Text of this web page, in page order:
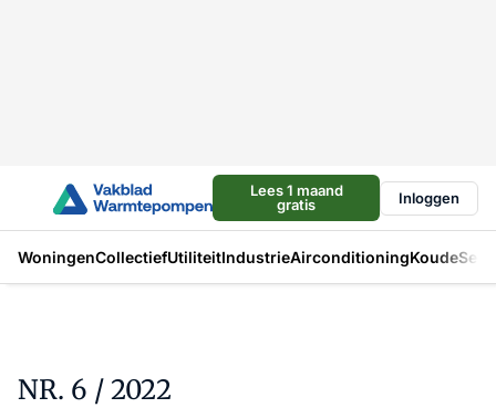
Lees 1 maand
gratis
Inloggen
WoningenCollectiefUtiliteitIndustrieAirconditioningKoude
NR. 6 / 2022